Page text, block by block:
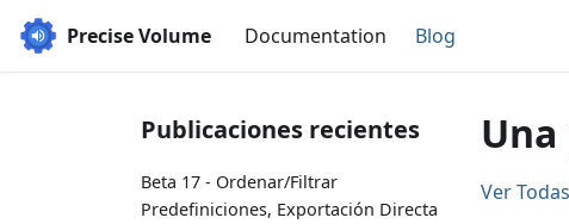
Precise Volume Documentation Blog
Publicaciones recientes
Beta 17 - Ordenar/Filtrar
Predefiniciones, Exportación Directa
Ver